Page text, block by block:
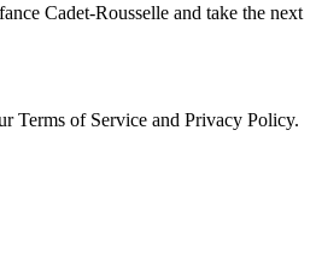
Cadet-Rousselle and take the next
Terms of Service and Privacy Policy.